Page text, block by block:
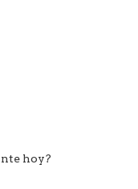
hoy?